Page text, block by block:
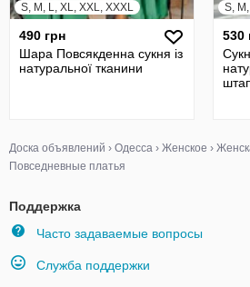
S, M, L, XL, XXL, XXXL
490 грн
Шара Повсякденна сукня із
натуральної тканини
S,
530
Доска объявлений › Одесса › Женское ›
Повседневные платья
Поддержка
Часто задаваемые вопросы
Служба поддержки